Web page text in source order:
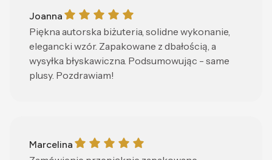
Joanna
Joanna gave a rating of: 5
Piękna autorska biżuteria, solidne wykonanie,
elegancki wzór. Zapakowane z dbałością, a
wysyłka błyskawiczna. Podsumowując - same
plusy. Pozdrawiam!
Marcelina
Marcelina gave a rating of: 5